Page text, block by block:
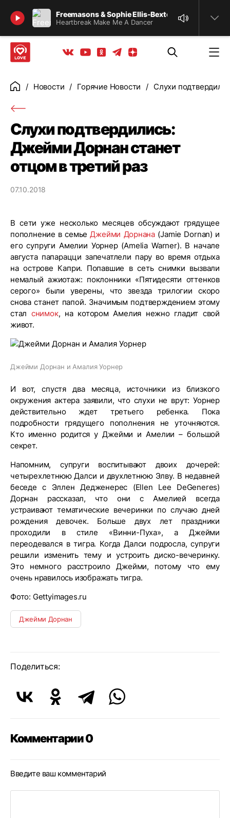
Freemasons & Sophie Ellis-Bextor
Heartbreak Make Me A Dancer
Найти
Вконтакте
YoutubeОдноклассники
ТелеграмЯндекс дзен
ГлавнаяНовости Горячие Новости Слухи
Слухи подтвердились:
Джейми Дорнан станет
отцом в третий раз
07.10.2018
В сети уже несколько месяцев обсуждают грядущее
пополнение в семьеДжейми Дорнана (Jamie Dornan) и
его супруги Амелии Уорнер (Amelia Warner). В начале
августа папарацци запечатлели пару во время отдыха
на острове Капри. Попавшие в сеть снимки вызвали
немалый ажиотаж: поклонники «Пятидесяти оттенков
серого» были уверены, что звезда трилогии скоро
снова станет папой. Значимым подтверждением этому
стал снимок, на котором Амелия нежно гладит свой
живот.
Джейми Дорнан и Амалия Уорнер
И вот, спустя два месяца, источники из близкого
окружения актера заявили, что слухи не врут: Уорнер
действительно ждет третьего ребенка. Пока
подробности грядущего пополнения не уточняются.
Кто именно родится у Джейми и Амелии – большой
секрет.
Напомним, супруги воспитывают двоих дочерей:
четырехлетнюю Далси и двухлетнюю Элву. В недавней
беседе с Эллен Дедженерес (Ellen Lee DeGeneres)
Дорнан рассказал, что они с Амелией всегда
устраивают тематические вечеринки по случаю дней
рождения девочек. Больше двух лет праздники
проходили в стиле «Винни-Пуха», а Джейми
переодевался в тигра. Когда Далси подросла, супруги
решили изменить тему и устроить диско-вечеринку.
Это немного расстроило Джейми, потому что ему
очень нравилось изображать тигра.
Фото: Gettyimages.ru
Джейми Дорнан
Поделиться:
Комментарии 0
Введите ваш комментарий